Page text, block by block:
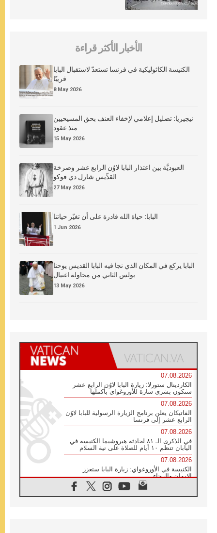
الأخبار الأكثر قراءة
الكنيسة الكاثوليكية في فرنسا تستعدّ لاستقبال البابا
قريبًا
8 May 2026
نيجيريا: تضليل إعلامي لإخفاء العنف بحق المسيحيين
منذ عقود
15 May 2026
العبوديَّة بين اعتذار البابا لاوُن الرابع عشر وصرخة
القدِّيس شارل دي فوكو
27 May 2026
البابا: حياة الله قادرة على أن تغيّر حياتنا
1 Jun 2026
البابا يركع في المكان الذي نجا فيه البابا القديس يوحنا
بولس الثاني من محاولة اغتيال
13 May 2026
07.08.2026
الكاردينال ستورلا: زيارة البابا لاوُن الرابع عشر
ستكون بشرى سارة للأوروغواي بأكملها
07.08.2026
الفاتيكان يعلن برنامج الزيارة الرسولية للبابا لاوُن
الرابع عشر إلى فرنسا
07.08.2026
في الذكرى الـ ٨١ لحادثة هيروشيما الكنيسة في
اليابان تنظم ١٠ أيام للصلاة على نية السلام
07.08.2026
الكنيسة في الأوروغواي: زيارة البابا ستعزز
الإيمان والرجاء
الاجتماع الشهري للمطارنة الموارنة